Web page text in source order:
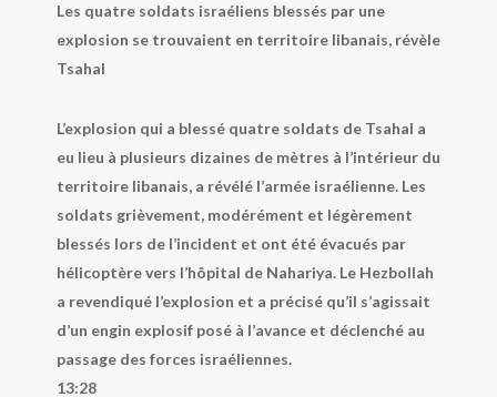
Les quatre soldats israéliens blessés par une
explosion se trouvaient en territoire libanais, révèle
Tsahal
L’explosion qui a blessé quatre soldats de Tsahal a
eu lieu à plusieurs dizaines de mètres à l’intérieur du
territoire libanais, a révélé l’armée israélienne. Les
soldats grièvement, modérément et légèrement
blessés lors de l’incident et ont été évacués par
hélicoptère vers l’hôpital de Nahariya. Le Hezbollah
a revendiqué l’explosion et a précisé qu’il s’agissait
d’un engin explosif posé à l’avance et déclenché au
passage des forces israéliennes.
13:28